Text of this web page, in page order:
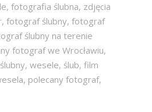
fotografia ślubna, zdjęcia
fotograf ślubny, fotograf
ślubny na terenie
fotograf we Wrocławiu,
wesele, ślub, film
polecany fotograf,